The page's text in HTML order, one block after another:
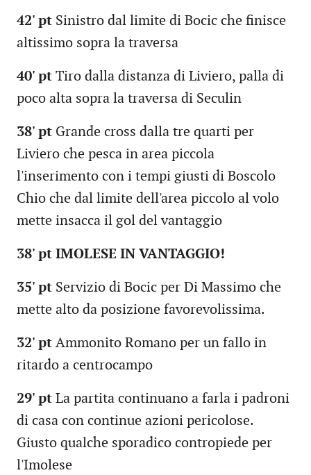
42' pt Sinistro dal limite di Bocic che finisce
altissimo sopra la traversa
40' pt Tiro dalla distanza di Liviero, palla di
poco alta sopra la traversa di Seculin
38' pt Grande cross dalla tre quarti per
Liviero che pesca in area piccola
l'inserimento con i tempi giusti di Boscolo
Chio che dal limite dell'area piccolo al volo
mette insacca il gol del vantaggio
38' pt IMOLESE IN VANTAGGIO!
35' pt Servizio di Bocic per Di Massimo che
mette alto da posizione favorevolissima.
32' pt Ammonito Romano per un fallo in
ritardo a centrocampo
29' pt La partita continuano a farla i padroni
di casa con continue azioni pericolose.
Giusto qualche sporadico contropiede per
l'Imolese